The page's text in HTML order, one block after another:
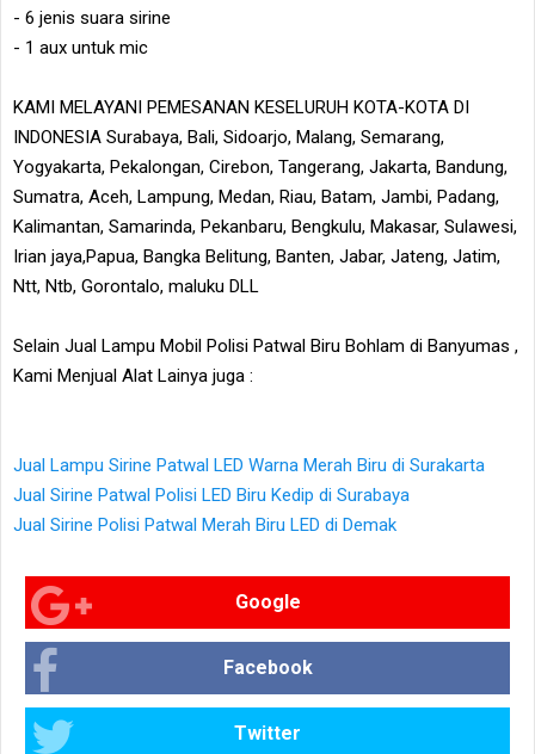
- 6 jenis suara sirine
- 1 aux untuk mic
KAMI MELAYANI PEMESANAN KESELURUH KOTA-KOTA DI
INDONESIA Surabaya, Bali, Sidoarjo, Malang, Semarang,
Yogyakarta, Pekalongan, Cirebon, Tangerang, Jakarta, Bandung,
Sumatra, Aceh, Lampung, Medan, Riau, Batam, Jambi, Padang,
Kalimantan, Samarinda, Pekanbaru, Bengkulu, Makasar, Sulawesi,
Irian jaya,Papua, Bangka Belitung, Banten, Jabar, Jateng, Jatim,
Ntt, Ntb, Gorontalo, maluku DLL
Selain Jual Lampu Mobil Polisi Patwal Biru Bohlam di Banyumas ,
Kami Menjual Alat Lainya juga :
Jual Lampu Sirine Patwal LED Warna Merah Biru di Surakarta
Jual Sirine Patwal Polisi LED Biru Kedip di Surabaya
Jual Sirine Polisi Patwal Merah Biru LED di Demak
Google
Facebook
Twitter